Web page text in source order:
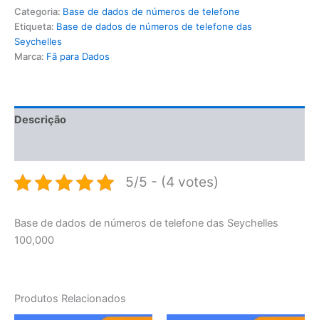
Categoria: Base de dados de números de telefone
Etiqueta: Base de dados de números de telefone das
Seychelles
Marca: Fã para Dados
Descrição
5/5 - (4 votes)
Base de dados de números de telefone das Seychelles
100,000
Produtos Relacionados